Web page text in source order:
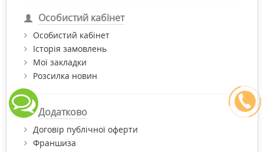
Особистий кабінет
Особистий кабінет
Історія замовлень
Мої закладки
Розсилка новин
Додатково
Договір публічної оферти
Франшиза